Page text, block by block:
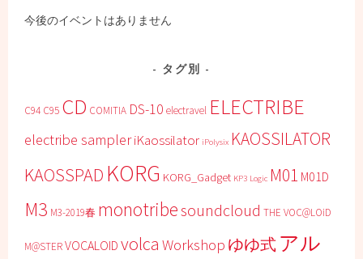
今後のイベントはありません
タグ別
C94 C95 CD COMITIA DS-10 electravel ELECTRIBE
electribe sampleriKaossilator iPolysix KAOSSILATOR
KAOSSPAD KORG KORG_Gadget KP3 Logic M01 M01D
M3 M3-2019春 monotribesoundcloud THE VOC@LOiD
M@STERVOCALOID volca Workshop ゆゆ式アル